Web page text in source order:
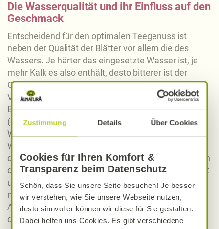
Zustimmung Details Über Cookies
Cookies für Ihren Komfort &
Transparenz beim Datenschutz
Schön, dass Sie unsere Seite besuchen! Je besser
wir verstehen, wie Sie unsere Webseite nutzen,
desto sinnvoller können wir diese für Sie gestalten.
Dabei helfen uns Cookies. Es gibt verschiedene
Die Wasserqualität und ihr Einfluss auf den
Geschmack
Entscheidend für den optimalen Teegenuss ist
neben der Qualität der Blätter vor allem die des
Wassers. Je härter das eingesetzte Wasser ist, je
mehr Kalk es also enthält, desto bitterer ist der
Geschmack des Tees – ganz abgesehen von
Verfärbungen oder schwimmenden Rückständen.
Bei einer Wasserhärte von mehr als sieben Grad dH
(deutsche Härtegrade, abzufragen beim örtlichen
Wasserwerk oder den
Wasserversorgungsunternehmen) ist es besser, vor
der Teezubereitung das Wasser zu filtern, damit sich
die Konzentration des Calciumcarbonates verringert
und der Tee zu einem vollen Genuss wird. Und: Tee
möglichst luftundurchlässig aufbewahren, denn das
Aroma verflüchtigt sich schnell an der Luft. So sind
dicht schließende Behälter geeignet oder besser